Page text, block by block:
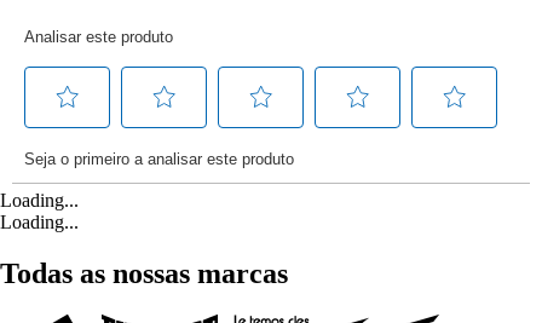
Loading...
Loading...
Todas as nossas marcas